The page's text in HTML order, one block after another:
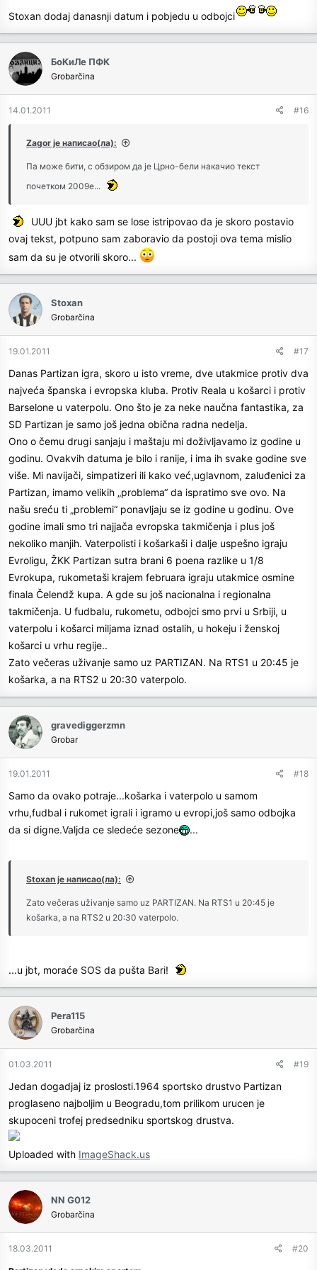
Stoxan dodaj danasnji datum i pobjedu u odbojci
БоКиЛе ПФК
Grobarčina
14.01.2011 #16
Zagor је написао(ла):
Па може бити, с обзиром да је Црно-бели накачио текст
почетком 2009е...
UUU jbt kako sam se lose istripovao da je skoro postavio
ovaj tekst, potpuno sam zaboravio da postoji ova tema mislio
sam da su je otvorili skoro...
Stoxan
Grobarčina
19.01.2011 #17
Danas Partizan igra, skoro u isto vreme, dve utakmice protiv dva
najveća španska i evropska kluba. Protiv Reala u košarci i protiv
Barselone u vaterpolu. Ono što je za neke naučna fantastika, za
SD Partizan je samo još jedna obična radna nedelja.
Ono o čemu drugi sanjaju i maštaju mi doživljavamo iz godine u
godinu. Ovakvih datuma je bilo i ranije, i ima ih svake godine sve
više. Mi navijači, simpatizeri ili kako već,uglavnom, zaluđenici za
Partizan, imamo velikih „problema“ da ispratimo sve ovo. Na
našu sreću ti „problemi“ ponavljaju se iz godine u godinu. Ove
godine imali smo tri najjača evropska takmičenja i plus još
nekoliko manjih. Vaterpolisti i košarkaši i dalje uspešno igraju
Evroligu, ŽKK Partizan sutra brani 6 poena razlike u 1/8
Evrokupa, rukometaši krajem februara igraju utakmice osmine
finala Čelendž kupa. A gde su još nacionalna i regionalna
takmičenja. U fudbalu, rukometu, odbojci smo prvi u Srbiji, u
vaterpolu i košarci miljama iznad ostalih, u hokeju i ženskoj
košarci u vrhu regije..
Zato večeras uživanje samo uz PARTIZAN. Na RTS1 u 20:45 je
košarka, a na RTS2 u 20:30 vaterpolo.
gravediggerzmn
Grobar
19.01.2011 #18
Samo da ovako potraje...košarka i vaterpolo u samom
vrhu,fudbal i rukomet igrali i igramo u evropi,još samo odbojka
da si digne.Valjda ce sledeće sezone
...
Stoxan је написао(ла):
Zato večeras uživanje samo uz PARTIZAN. Na RTS1 u 20:45 je
košarka, a na RTS2 u 20:30 vaterpolo.
...u jbt, moraće SOS da pušta Bari!
Pera115
Grobarčina
01.03.2011 #19
Jedan dogadjaj iz proslosti.1964 sportsko drustvo Partizan
proglaseno najboljim u Beogradu,tom prilikom urucen je
skupoceni trofej predsedniku sportskog drustva.
Uploaded with ImageShack.us
NN G012
Grobarčina
18.03.2011 #20